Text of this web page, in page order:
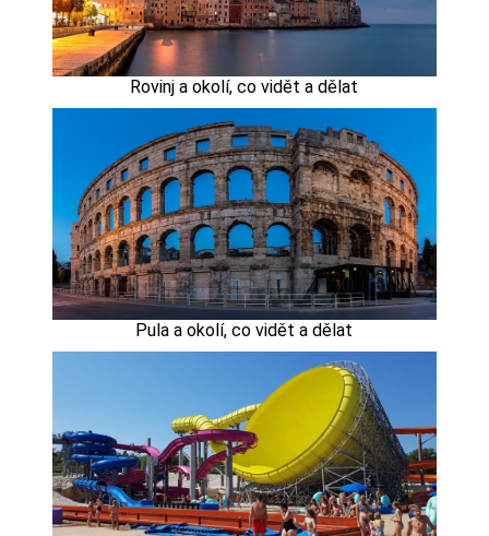
Rovinj a okolí, co vidět a dělat
Pula a okolí, co vidět a dělat